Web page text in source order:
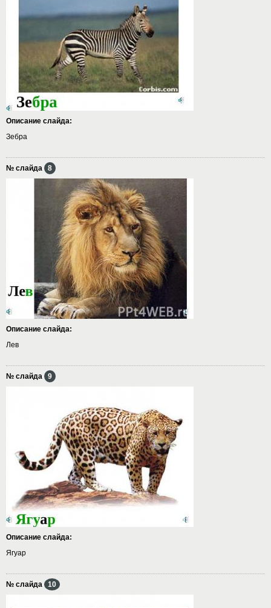
Описание слайда:
Зебра
№ слайда 8
Описание слайда:
Лев
№ слайда 9
Описание слайда:
Ягуар
№ слайда 10